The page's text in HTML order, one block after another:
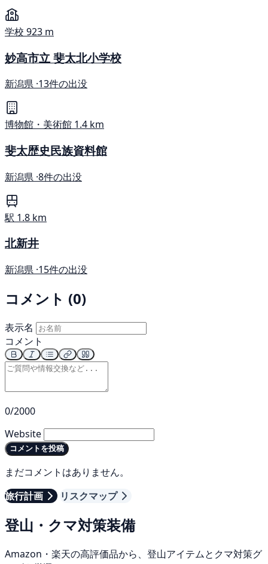
学校 923 m
妙高市立 斐太北小学校
新潟県 ·13件の出没
博物館・美術館 1.4 km
斐太歴史民族資料館
新潟県 ·8件の出没
駅 1.8 km
北新井
新潟県 ·15件の出没
コメント (0)
表示名
コメント
0/2000
Website
コメントを投稿
まだコメントはありません。
旅行計画
リスクマップ
登山・クマ対策装備
Amazon・楽天の高評価品から、登山アイテムとクマ対策グ